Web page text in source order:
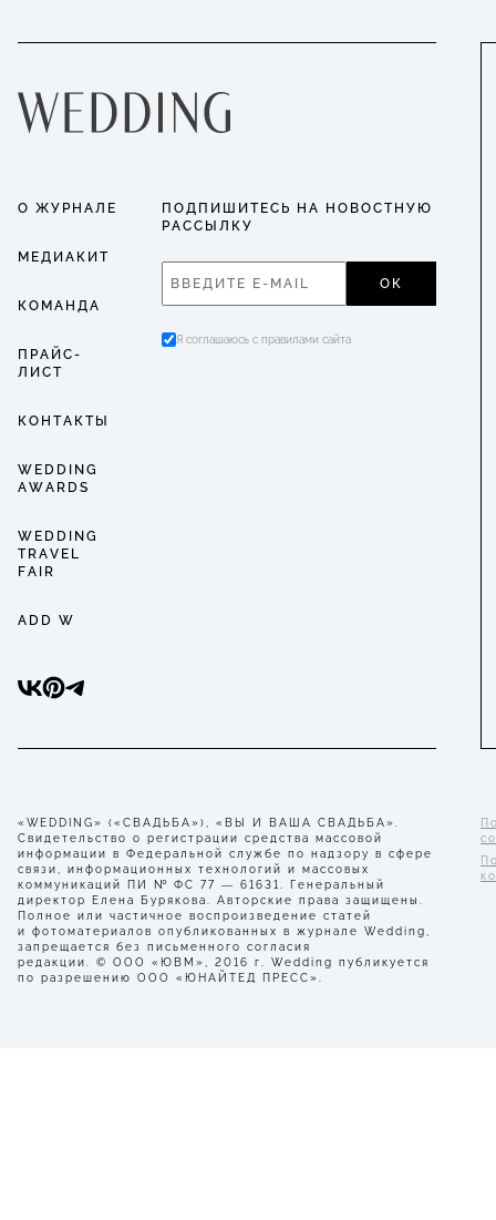
О ЖУРНАЛЕ
МЕДИАКИТ
КОМАНДА
ПРАЙС-
ЛИСТ
КОНТАКТЫ
WEDDING
AWARDS
WEDDING
TRAVEL
FAIR
ADD W
ПОДПИШИТЕСЬ НА НОВОСТНУЮ
РАССЫЛКУ
ОК
Я соглашаюсь с правилами сайта
«WEDDING» («СВАДЬБА»), «ВЫ И ВАША СВАДЬБА».
Свидетельство о регистрации средства массовой
информации в Федеральной службе по надзору в сфере
связи, информационных технологий и массовых
коммуникаций ПИ № ФС 77 — 61631. Генеральный
директор Елена Бурякова. Авторские права защищены.
Полное или частичное воспроизведение статей
и фотоматериалов опубликованных в журнале Wedding,
запрещается без письменного согласия
редакции. © ООО «ЮВМ», 2016 г. Wedding публикуется
по разрешению ООО «ЮНАЙТЕД ПРЕСС».